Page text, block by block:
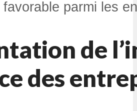
parmi les
de
des